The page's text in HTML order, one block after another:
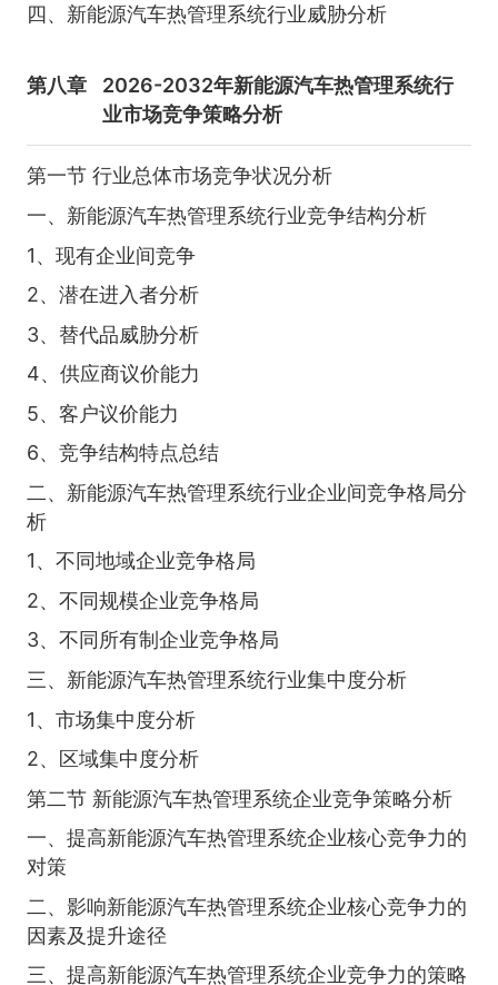
四、新能源汽车热管理系统行业威胁分析
第八章
2026-2032年新能源汽车热管理系统行
业市场竞争策略分析
第一节 行业总体市场竞争状况分析
一、新能源汽车热管理系统行业竞争结构分析
1、现有企业间竞争
2、潜在进入者分析
3、替代品威胁分析
4、供应商议价能力
5、客户议价能力
6、竞争结构特点总结
二、新能源汽车热管理系统行业企业间竞争格局分
析
1、不同地域企业竞争格局
2、不同规模企业竞争格局
3、不同所有制企业竞争格局
三、新能源汽车热管理系统行业集中度分析
1、市场集中度分析
2、区域集中度分析
第二节 新能源汽车热管理系统企业竞争策略分析
一、提高新能源汽车热管理系统企业核心竞争力的
对策
二、影响新能源汽车热管理系统企业核心竞争力的
因素及提升途径
三、提高新能源汽车热管理系统企业竞争力的策略